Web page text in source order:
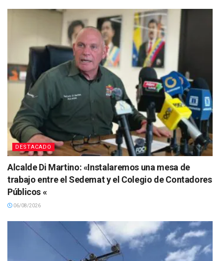
DESTACADO
Alcalde Di Martino: «Instalaremos una mesa de
trabajo entre el Sedemat y el Colegio de Contadores
Públicos «
06/08/2026